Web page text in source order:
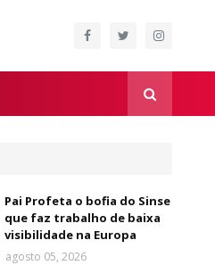
Pai Profeta o bofia do Sinse
que faz trabalho de baixa
visibilidade na Europa
agosto 05, 2026